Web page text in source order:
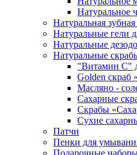
Натуральное
Натуральная зубная
Натуральные гели
Натуральные
Натуральные
"Витамин С"
Golden скраб
Масляно -
Сахарные
Скрабы
Сухие
Патчи
Пенки для
Подарочные